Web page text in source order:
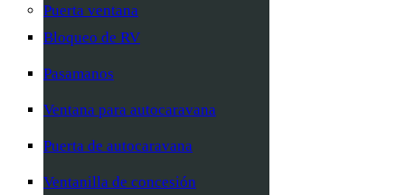
Puerta ventana
Bloqueo de RV
Pasamanos
Ventana para autocaravana
Puerta de autocaravana
Ventanilla de concesión